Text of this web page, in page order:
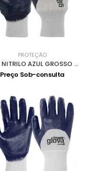
PROTEÇÃO
LUVA NITRILO AZUL GROSSO DORSO AREJADO 0701013-9
Preço Sob-consulta